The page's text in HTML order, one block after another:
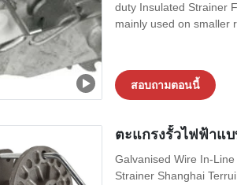
duty Insulated Strainer
mainly used on smaller
สอบถามตอนนี้
ตะแกรงรั้วไฟฟ้าแ
Galvanised Wire In-
Strainer Shanghai